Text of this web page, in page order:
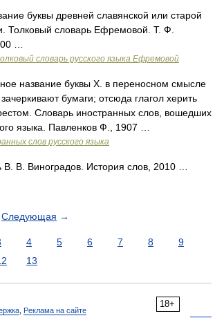
буквы древней славянской или старой
Толковый словарь Ефремовой. Т. Ф.
…
словарь русского языка Ефремовой
название буквы Х. в переносном смысле
бумаги; отсюда глагол херить
Словарь иностранных слов, вошедших
языка. Павленков Ф., 1907 …
слов русского языка
В. Виноградов. История слов, 2010 …
Следующая →
4 5 6 7 8
9
13
18+
Реклама на сайте